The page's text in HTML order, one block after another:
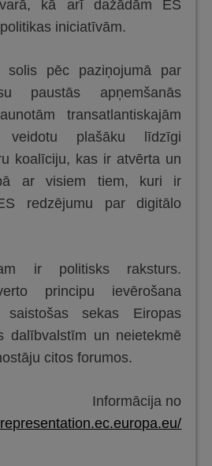
kā arī dažādām ES
iniciatīvām.
solis pēc paziņojumā par
paustās apņemšanās
transatlantiskajām
veidotu plašāku līdzīgi
koalīciju, kas ir atvērta un
ar visiem tiem, kuri ir
redzējumu par digitālo
ir politisks raksturs.
principu ievērošana
saistošas sekas Eiropas
dalībvalstīm un neietekmē
citos forumos.
Informācija no